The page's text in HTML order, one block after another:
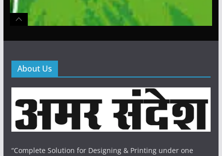
About Us
“Complete Solution for Designing & Printing under one